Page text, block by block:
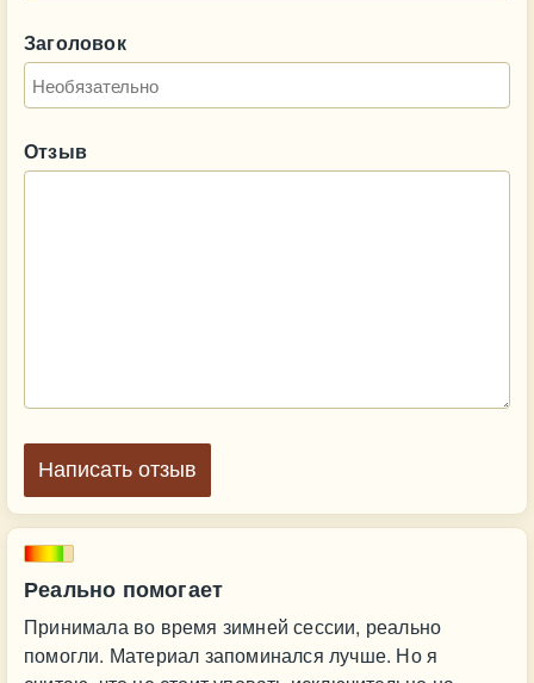
Реально помогает
Принимала во время зимней сессии, реально
помогли. Материал запоминался лучше. Но я
Заголовок
Отзыв
Написать отзыв